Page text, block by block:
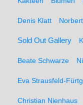
Denis Klatt
Sold Out Gallery
Beate Schwarze
Eva Strausfeld-
Christian Nienhaus